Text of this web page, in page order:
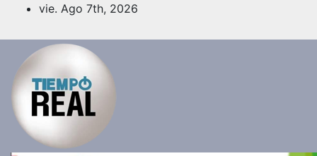
Saltar
contenido
vie. Ago 7th, 2026